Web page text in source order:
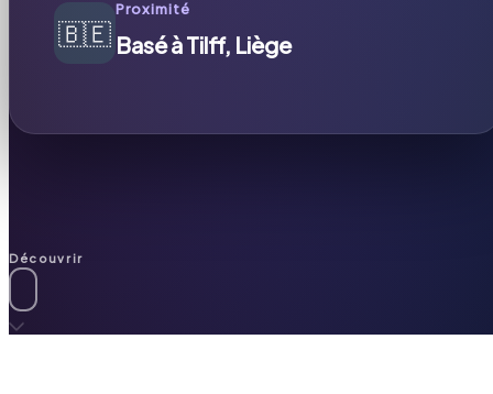
🇧🇪
Proximité
Basé à Tilff, Liège
Découvrir